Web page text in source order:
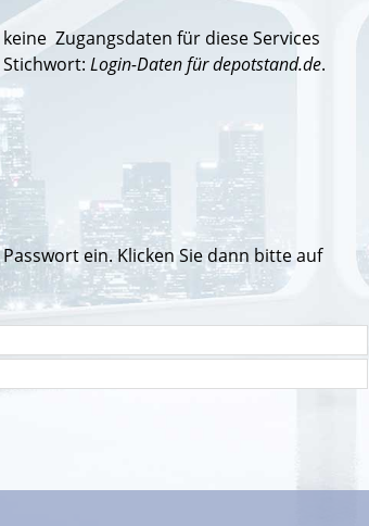
Zugangsdaten für diese Services
Login-Daten für depotstand.de.
ein. Klicken Sie dann bitte auf